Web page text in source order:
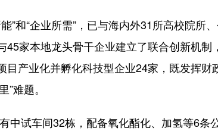
和“企业所需”，已与海内外31所高校院所
家本地龙头骨干企业建立了联合创新机制
产业化并孵化科技型企业24家，既发挥财
难题。
试车间32栋，配备氧化酯化、加氢等6条